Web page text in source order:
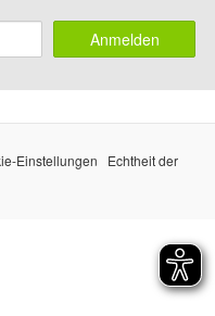
Anmelden
Einstellungen
Echtheit der